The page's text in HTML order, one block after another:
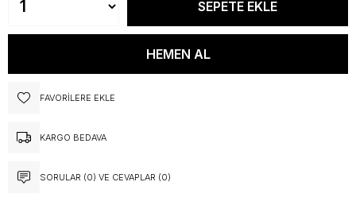
FAVORILERE EKLE
KARGO BEDAVA
SORULAR (0) VE CEVAPLAR (0)